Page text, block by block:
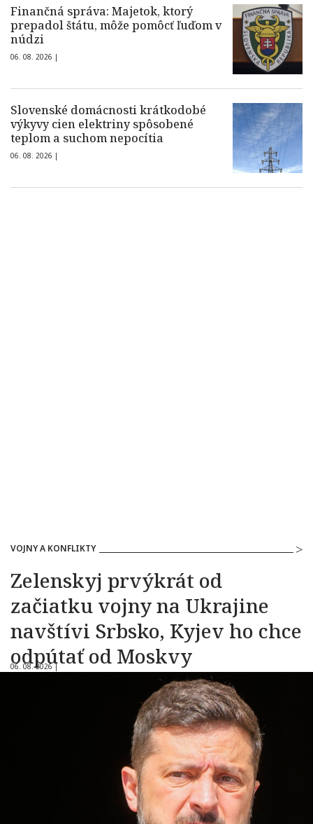
Finančná správa: Majetok, ktorý
prepadol štátu, môže pomôcť ľuďom v
núdzi
06. 08. 2026 |
Slovenské domácnosti krátkodobé
výkyvy cien elektriny spôsobené
teplom a suchom nepocítia
06. 08. 2026 |
VOJNY A KONFLIKTY
Zelenskyj prvýkrát od
začiatku vojny na Ukrajine
navštívi Srbsko, Kyjev ho chce
odpútať od Moskvy
06. 08. 2026 |